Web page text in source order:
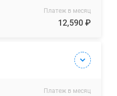
Платеж в месяц
12,590 ₽
Платеж в месяц